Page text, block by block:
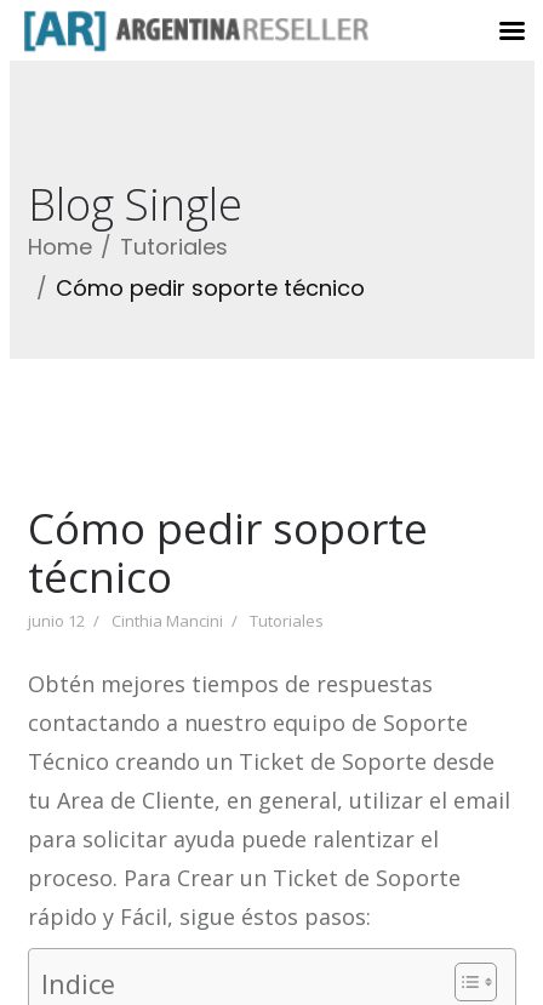
Blog Single
Home
Tutoriales
Cómo pedir soporte técnico
Cómo pedir soporte
técnico
junio 12 Cinthia Mancini Tutoriales
Obtén mejores tiempos de respuestas
contactando a nuestro equipo de Soporte
Técnico creando un Ticket de Soporte desde
tu Area de Cliente, en general, utilizar el email
para solicitar ayuda puede ralentizar el
proceso. Para Crear un Ticket de Soporte
rápido y Fácil, sigue éstos pasos:
Indice